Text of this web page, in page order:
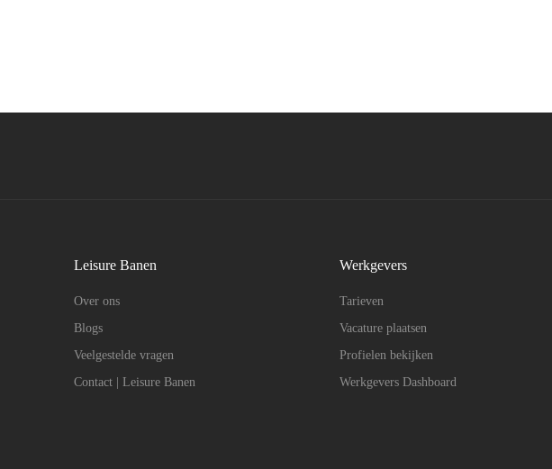
Leisure Banen
Over ons
Blogs
Veelgestelde vragen
Contact | Leisure Banen
Werkgevers
Tarieven
Vacature plaatsen
Profielen bekijken
Werkgevers Dashboard